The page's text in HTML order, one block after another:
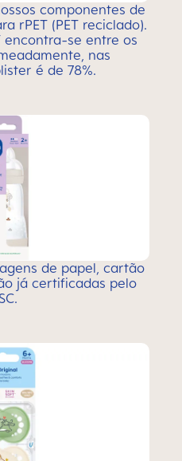
componentes de
rPET (PET reciclado).
encontra-se entre os
nas
é de 78%.
de papel, cartão
já certificadas pelo